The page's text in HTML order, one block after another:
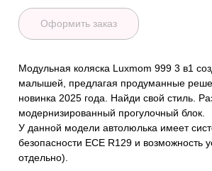
Оформить заказ
Модульная коляска Luxmom 999 3 в1
малышей, предлагая продуманные
новинка 2025 года. Найди свой стиль.
модернизированный прогулочный блок.
У данной модели автолюлька имеет
безопасности ЕСЕ R129 и возможность
отдельно).